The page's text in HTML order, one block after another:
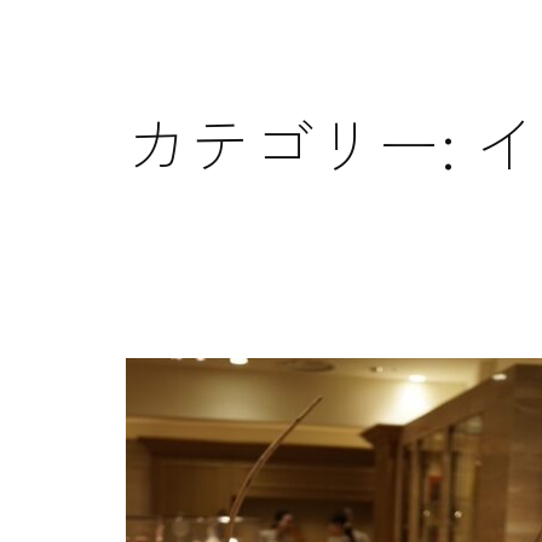
カテゴリー: